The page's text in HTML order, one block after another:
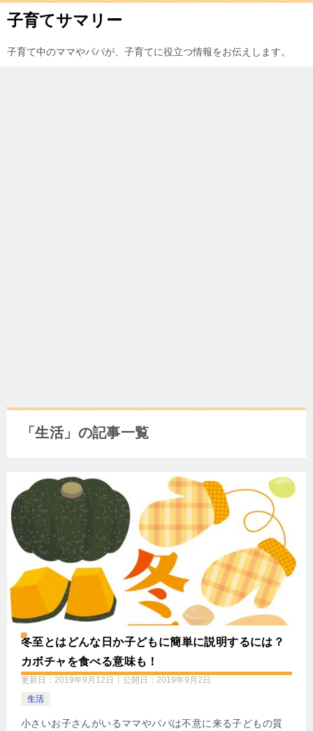
子育てサマリー
子育て中のママやパパが、子育てに役立つ情報をお伝えします。
「生活」の記事一覧
冬至とはどんな日か子どもに簡単に説明するには？
カボチャを食べる意味も！
更新日： 2019年9月12日 公開日： 2019年9月2日
生活
小さいお子さんがいるママやパパは不意に来る子どもの質